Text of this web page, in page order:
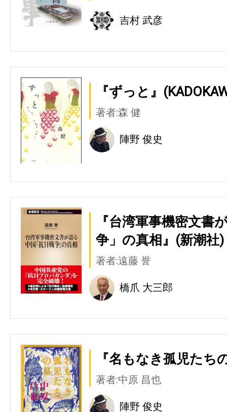
吉村 武彦
『ずっと』
著者:森 健
陣野 俊史
『台湾軍事機密文書
争」の真相』(新潮社)
著者:遠藤 誉
橋爪 大三郎
『名もなき孤児たち
著者:中原 昌也
陣野 俊史